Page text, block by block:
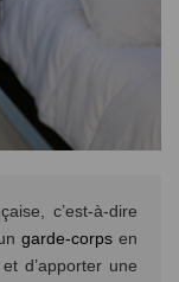
c’est-à-dire
garde-corps en
d’apporter une